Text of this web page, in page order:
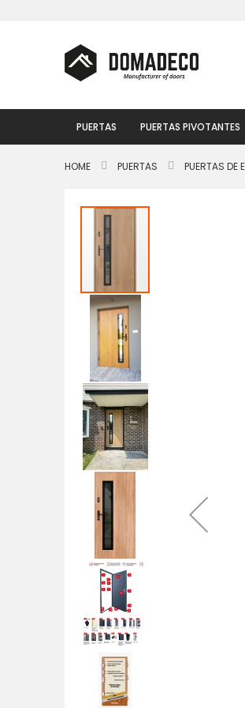
al
PUERTAS PUERTAS PIVOTANTES
HOME PUERTAS PUERTAS DE
Saltar
final
galería
de
imágenes